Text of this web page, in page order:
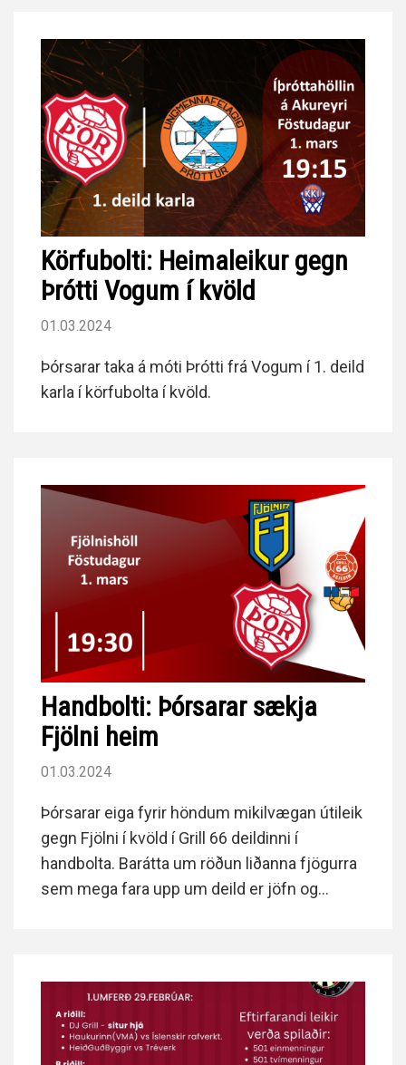
Körfubolti: Heimaleikur gegn
Þrótti Vogum í kvöld
01.03.2024
Þórsarar taka á móti Þrótti frá Vogum í 1. deild
karla í körfubolta í kvöld.
Handbolti: Þórsarar sækja
Fjölni heim
01.03.2024
Þórsarar eiga fyrir höndum mikilvægan útileik
gegn Fjölni í kvöld í Grill 66 deildinni í
handbolta. Barátta um röðun liðanna fjögurra
sem mega fara upp um deild er jöfn og